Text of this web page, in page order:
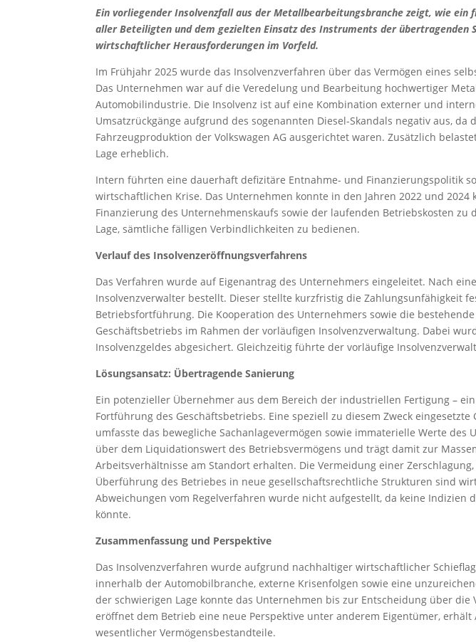
Ein vorliegender Insolvenzfall aus der Metallbearbeitungsbranche zeigt, wie
aller Beteiligten und dem gezielten Einsatz des Instruments der
wirtschaftlicher Herausforderungen im Vorfeld.
Im Frühjahr 2025 wurde das Insolvenzverfahren über das Vermögen eines
Das Unternehmen war auf die Veredelung und Bearbeitung hochwertiger
Automobilindustrie. Die Insolvenz ist auf eine Kombination externer und
Umsatzrückgänge aufgrund des sogenannten Diesel-Skandals negativ aus,
Fahrzeugproduktion der Volkswagen AG ausgerichtet waren. Zusätzlich
Lage erheblich.
Intern führten eine dauerhaft defizitäre Entnahme- und Finanzierungspolitik
wirtschaftlichen Krise. Das Unternehmen konnte in den Jahren 2022 und
Finanzierung des Unternehmenskaufs sowie der laufenden Betriebskosten
Lage, sämtliche fälligen Verbindlichkeiten zu bedienen.
Verlauf des Insolvenzeröffnungsverfahrens
Das Verfahren wurde auf Eigenantrag des Unternehmers eingeleitet. Nach
Insolvenzverwalter bestellt. Dieser stellte kurzfristig die Zahlungsunfähigkeit
Betriebsfortführung. Die Kooperation des Unternehmers sowie die
Geschäftsbetriebs im Rahmen der vorläufigen Insolvenzverwaltung. Dabei
Insolvenzgeldes abgesichert. Gleichzeitig führte der vorläufige
Lösungsansatz: Übertragende Sanierung
Ein potenzieller Übernehmer aus dem Bereich der industriellen Fertigung –
Fortführung des Geschäftsbetriebs. Eine speziell zu diesem Zweck
umfasste das bewegliche Sachanlagevermögen sowie immaterielle Werte
über dem Liquidationswert des Betriebsvermögens und trägt damit zur
Arbeitsverhältnisse am Standort erhalten. Die Vermeidung einer
Überführung des Betriebes in neue gesellschaftsrechtliche Strukturen sind
Abweichungen vom Regelverfahren wurde nicht aufgestellt, da keine
könnte.
Zusammenfassung und Perspektive
Das Insolvenzverfahren wurde aufgrund nachhaltiger wirtschaftlicher
innerhalb der Automobilbranche, externe Krisenfolgen sowie eine
der schwierigen Lage konnte das Unternehmen bis zur Entscheidung über
eröffnet dem Betrieb eine neue Perspektive unter anderem Eigentümer,
wesentlicher Vermögensbestandteile.